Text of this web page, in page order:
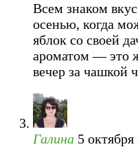
Всем знаком
осенью, когда
яблок со своей
ароматом — это
вечер за чашкой
Галина 5